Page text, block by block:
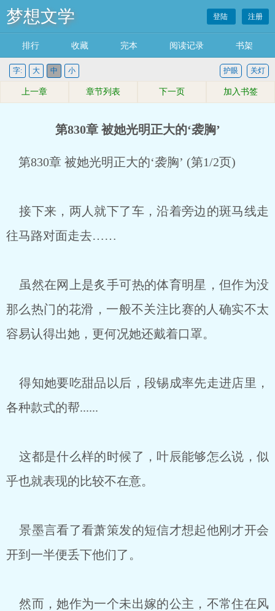
梦想文学 登陆 注册
排行 收藏 完本 阅读记录 书架
字: 大 中 小 关灯
护眼
上一章 章节列表 下一页 加入书签
第830章 被她光明正大的‘袭胸’
第830章 被她光明正大的‘袭胸’ (第1/2页)
接下来，两人就下了车，沿着旁边的斑马线走
往马路对面走去……
虽然在网上是炙手可热的体育明星，但作为没
那么热门的花滑，一般不关注比赛的人确实不太
容易认得出她，更何况她还戴着口罩。
得知她要吃甜品以后，段锡成率先走进店里，
各种款式的帮......
这都是什么样的时候了，叶辰能够怎么说，似
乎也就表现的比较不在意。
景墨言看了看萧策发的短信才想起他刚才开会
开到一半便丢下他们了。
然而，她作为一个未出嫁的公主，不常住在风